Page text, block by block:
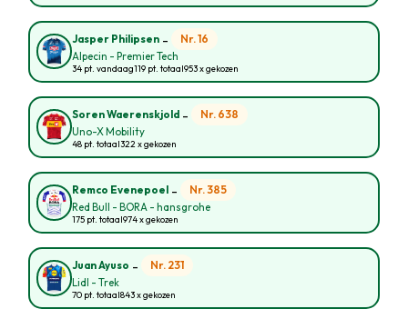
Jasper Philipsen - Nr. 16
Alpecin - Premier Tech
34 pt. vandaag119 pt. totaal953 x gekozen
Soren Waerenskjold - Nr. 638
Uno-X Mobility
48 pt. totaal322 x gekozen
Remco Evenepoel - Nr. 385
Red Bull - BORA - hansgrohe
175 pt. totaal974 x gekozen
Juan Ayuso - Nr. 231
Lidl - Trek
70 pt. totaal843 x gekozen